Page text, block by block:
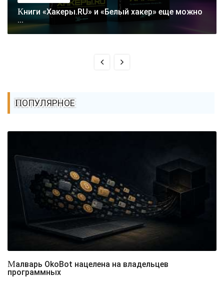
Книги «Хакеры.RU» и «Белый хакер» еще можно
...
ПОПУЛЯРНОЕ
Малварь OkoBot нацелена на владельцев
программных